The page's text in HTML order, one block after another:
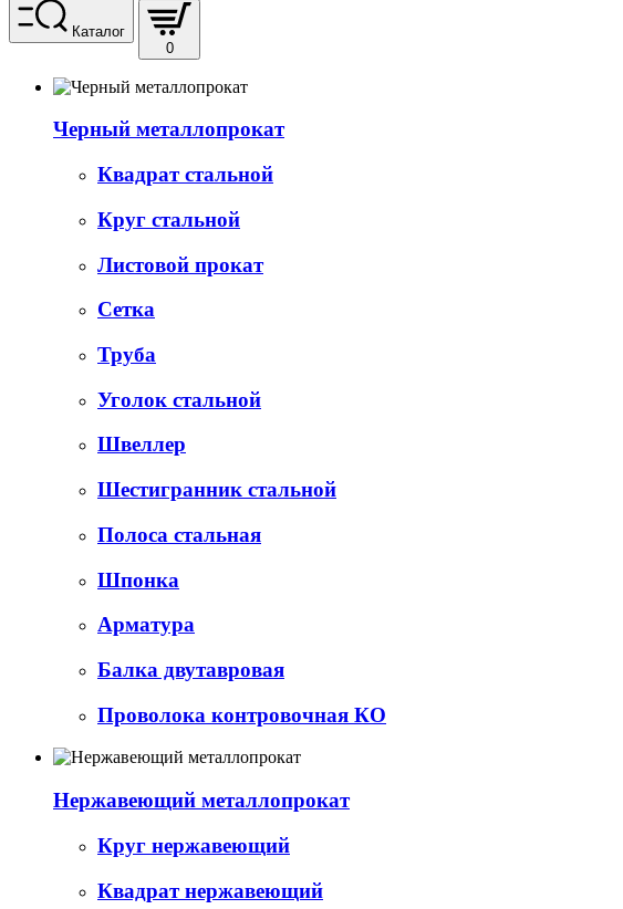
Каталог
0
Черный металлопрокат
Квадрат стальной
Круг стальной
Листовой прокат
Сетка
Труба
Уголок стальной
Швеллер
Шестигранник стальной
Полоса стальная
Шпонка
Арматура
Балка двутавровая
Проволока контровочная КО
Нержавеющий металлопрокат
Круг нержавеющий
Квадрат нержавеющий